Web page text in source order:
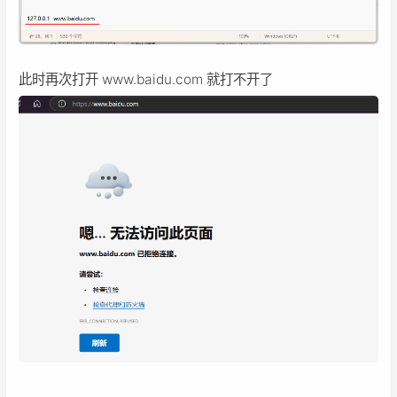
此时再次打开 www.baidu.com 就打不开了